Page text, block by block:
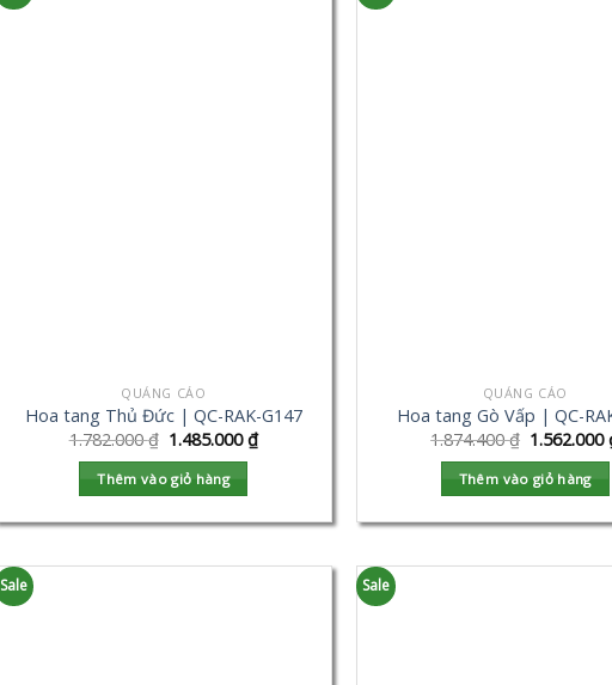
QUẢNG CÁO
Hoa tang Thủ Đức | QC-RAK-G147
1.782.000₫ 1.485.000₫
Thêm vào giỏ hàng
QUẢNG CÁO
Hoa tang Gò Vấp | QC-
1.874.400₫ 1.562.000
Thêm vào giỏ hàng
Sale Sale